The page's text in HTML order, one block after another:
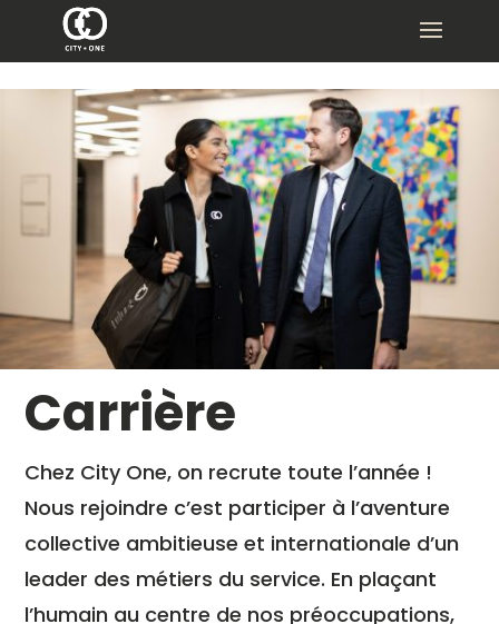
Carrière
Chez City One, on recrute toute l’année !
Nous rejoindre c’est participer à l’aventure
collective ambitieuse et internationale d’un
leader des métiers du service. En plaçant
l’humain au centre de nos préoccupations,